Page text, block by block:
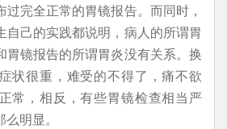
完全正常的胃镜报告。而同时，
自己的实践都说明，病人的所谓胃
胃镜报告的所谓胃炎没有关系。换
状很重，难受的不得了，痛不欲
常，相反，有些胃镜检查相当严
明显。